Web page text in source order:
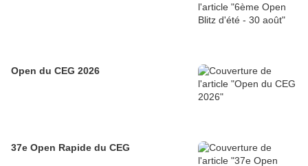
Open du CEG 2026
37e Open Rapide du CEG